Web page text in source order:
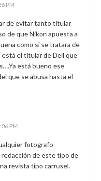
PM
de evitar tanto titular
de que Nikon apuesta a
como si se tratara de
está el titular de Dell que
está bueno ese
que se abusa hasta el
PM
fotografo
redacción de este tipo de
revista tipo carrusel.